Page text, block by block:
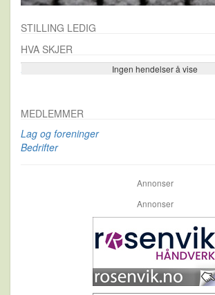
STILLING LEDIG
HVA SKJER
Ingen hendelser å vise
Se flere…
MEDLEMMER
Lag og foreninger
Bedrifter
Annonser
Annonser